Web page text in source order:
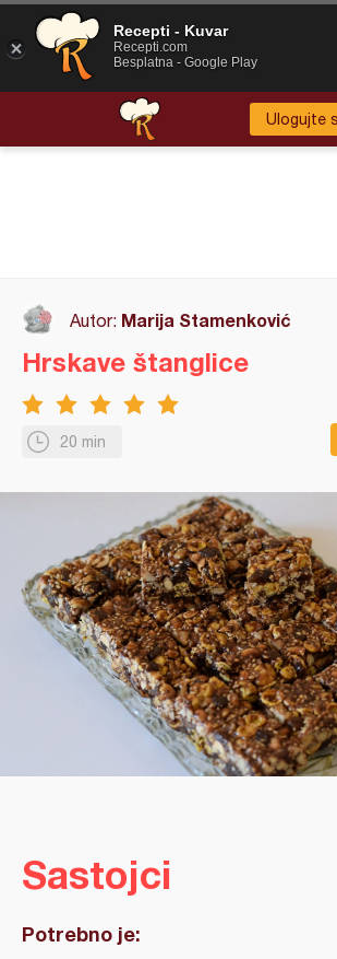
Ulogujte
Autor: Marija Stamenković
20 min
Hrskave štanglice
Sastojci
Potrebno je:
Recepti - Kuvar
Recepti.com
Besplatna - Google Play